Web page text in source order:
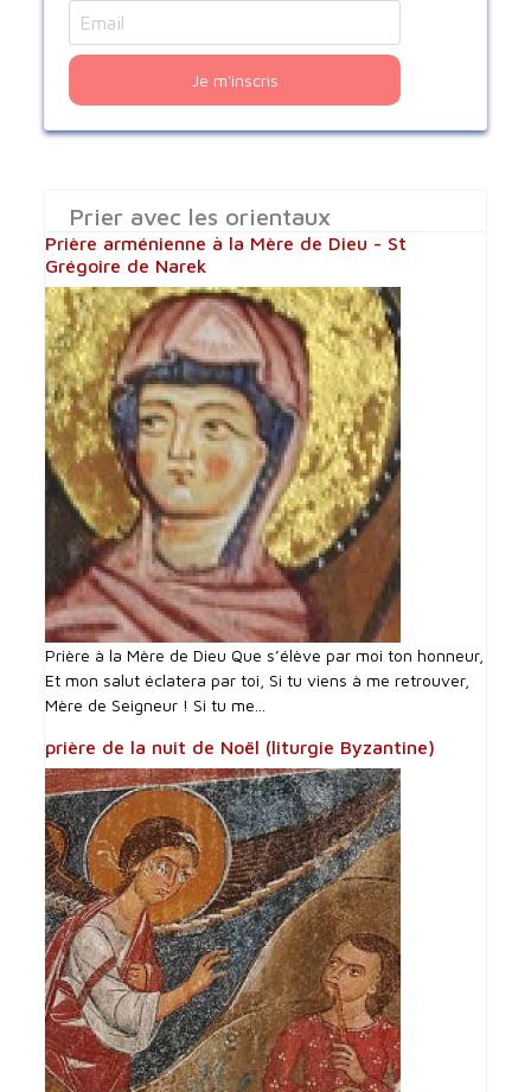
Je m'inscris
Prier avec les orientaux
Prière arménienne à la Mère de Dieu - St
Grégoire de Narek
Prière à la Mère de Dieu Que s’élève par moi ton honneur,
Et mon salut éclatera par toi, Si tu viens à me retrouver,
Mère de Seigneur ! Si tu me...
prière de la nuit de Noël (liturgie Byzantine)